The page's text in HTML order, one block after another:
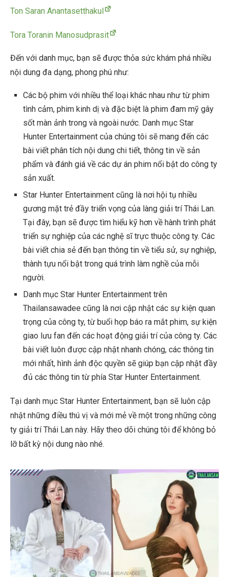
Ton Saran Anantasetthakul
Tora Toranin Manosudprasit
Đến với danh mục, bạn sẽ được thỏa sức khám phá nhiều
nội dung đa dạng, phong phú như:
Các bộ phim với nhiều thể loại khác nhau như từ phim
tình cảm, phim kinh dị và đặc biệt là phim đam mỹ gây
sốt màn ảnh trong và ngoài nước. Danh mục Star
Hunter Entertainment của chúng tôi sẽ mang đến các
bài viết phân tích nội dung chi tiết, thông tin về sản
phẩm và đánh giá về các dự án phim nổi bật do công ty
sản xuất.
Star Hunter Entertainment cũng là nơi hội tụ nhiều
gương mặt trẻ đầy triển vọng của làng giải trí Thái Lan.
Tại đây, bạn sẽ được tìm hiểu kỹ hơn về hành trình phát
triển sự nghiệp của các nghệ sĩ trực thuộc công ty. Các
bài viết chia sẻ đến bạn thông tin về tiểu sử, sự nghiệp,
thành tựu nổi bật trong quá trình làm nghề của mỗi
người.
Danh mục Star Hunter Entertainment trên
Thailansawadee cũng là nơi cập nhật các sự kiện quan
trọng của công ty, từ buổi họp báo ra mắt phim, sự kiện
giao lưu fan đến các hoạt động giải trí của công ty. Các
bài viết luôn được cập nhật nhanh chóng, các thông tin
mới nhất, hình ảnh độc quyền sẽ giúp bạn cập nhật đầy
đủ các thông tin từ phía Star Hunter Entertainment.
Tại danh mục Star Hunter Entertainment, bạn sẽ luôn cập
nhật những điều thú vị và mới mẻ về một trong những công
ty giải trí Thái Lan này. Hãy theo dõi chúng tôi để không bỏ
lỡ bất kỳ nội dung nào nhé.